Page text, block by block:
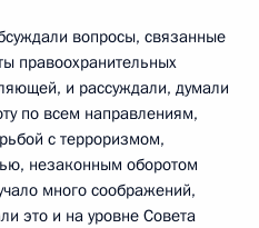
вопросы, связанные
правоохранительных
и рассуждали, думали
по всем направлениям,
с терроризмом,
незаконным оборотом
много соображений,
это и на уровне Совета